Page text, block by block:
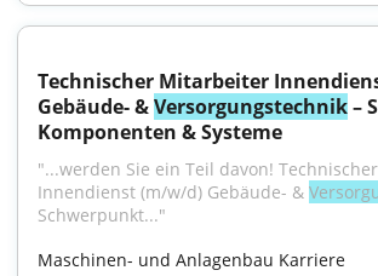
Technischer Mitarbeiter
Gebäude- & Versorgungstechnik –
Komponenten & Systeme
"...werden Sie ein Teil davon!
Innendienst (m/w/d) Gebäude- &
Schwerpunkt..."
Maschinen- und Anlagenbau Karriere